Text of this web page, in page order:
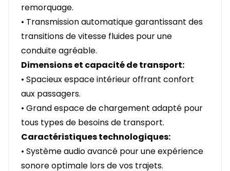
remorquage.
• Transmission automatique garantissant des
transitions de vitesse fluides pour une
conduite agréable.
Dimensions et capacité de transport:
• Spacieux espace intérieur offrant confort
aux passagers.
• Grand espace de chargement adapté pour
tous types de besoins de transport.
Caractéristiques technologiques:
• Système audio avancé pour une expérience
sonore optimale lors de vos trajets.